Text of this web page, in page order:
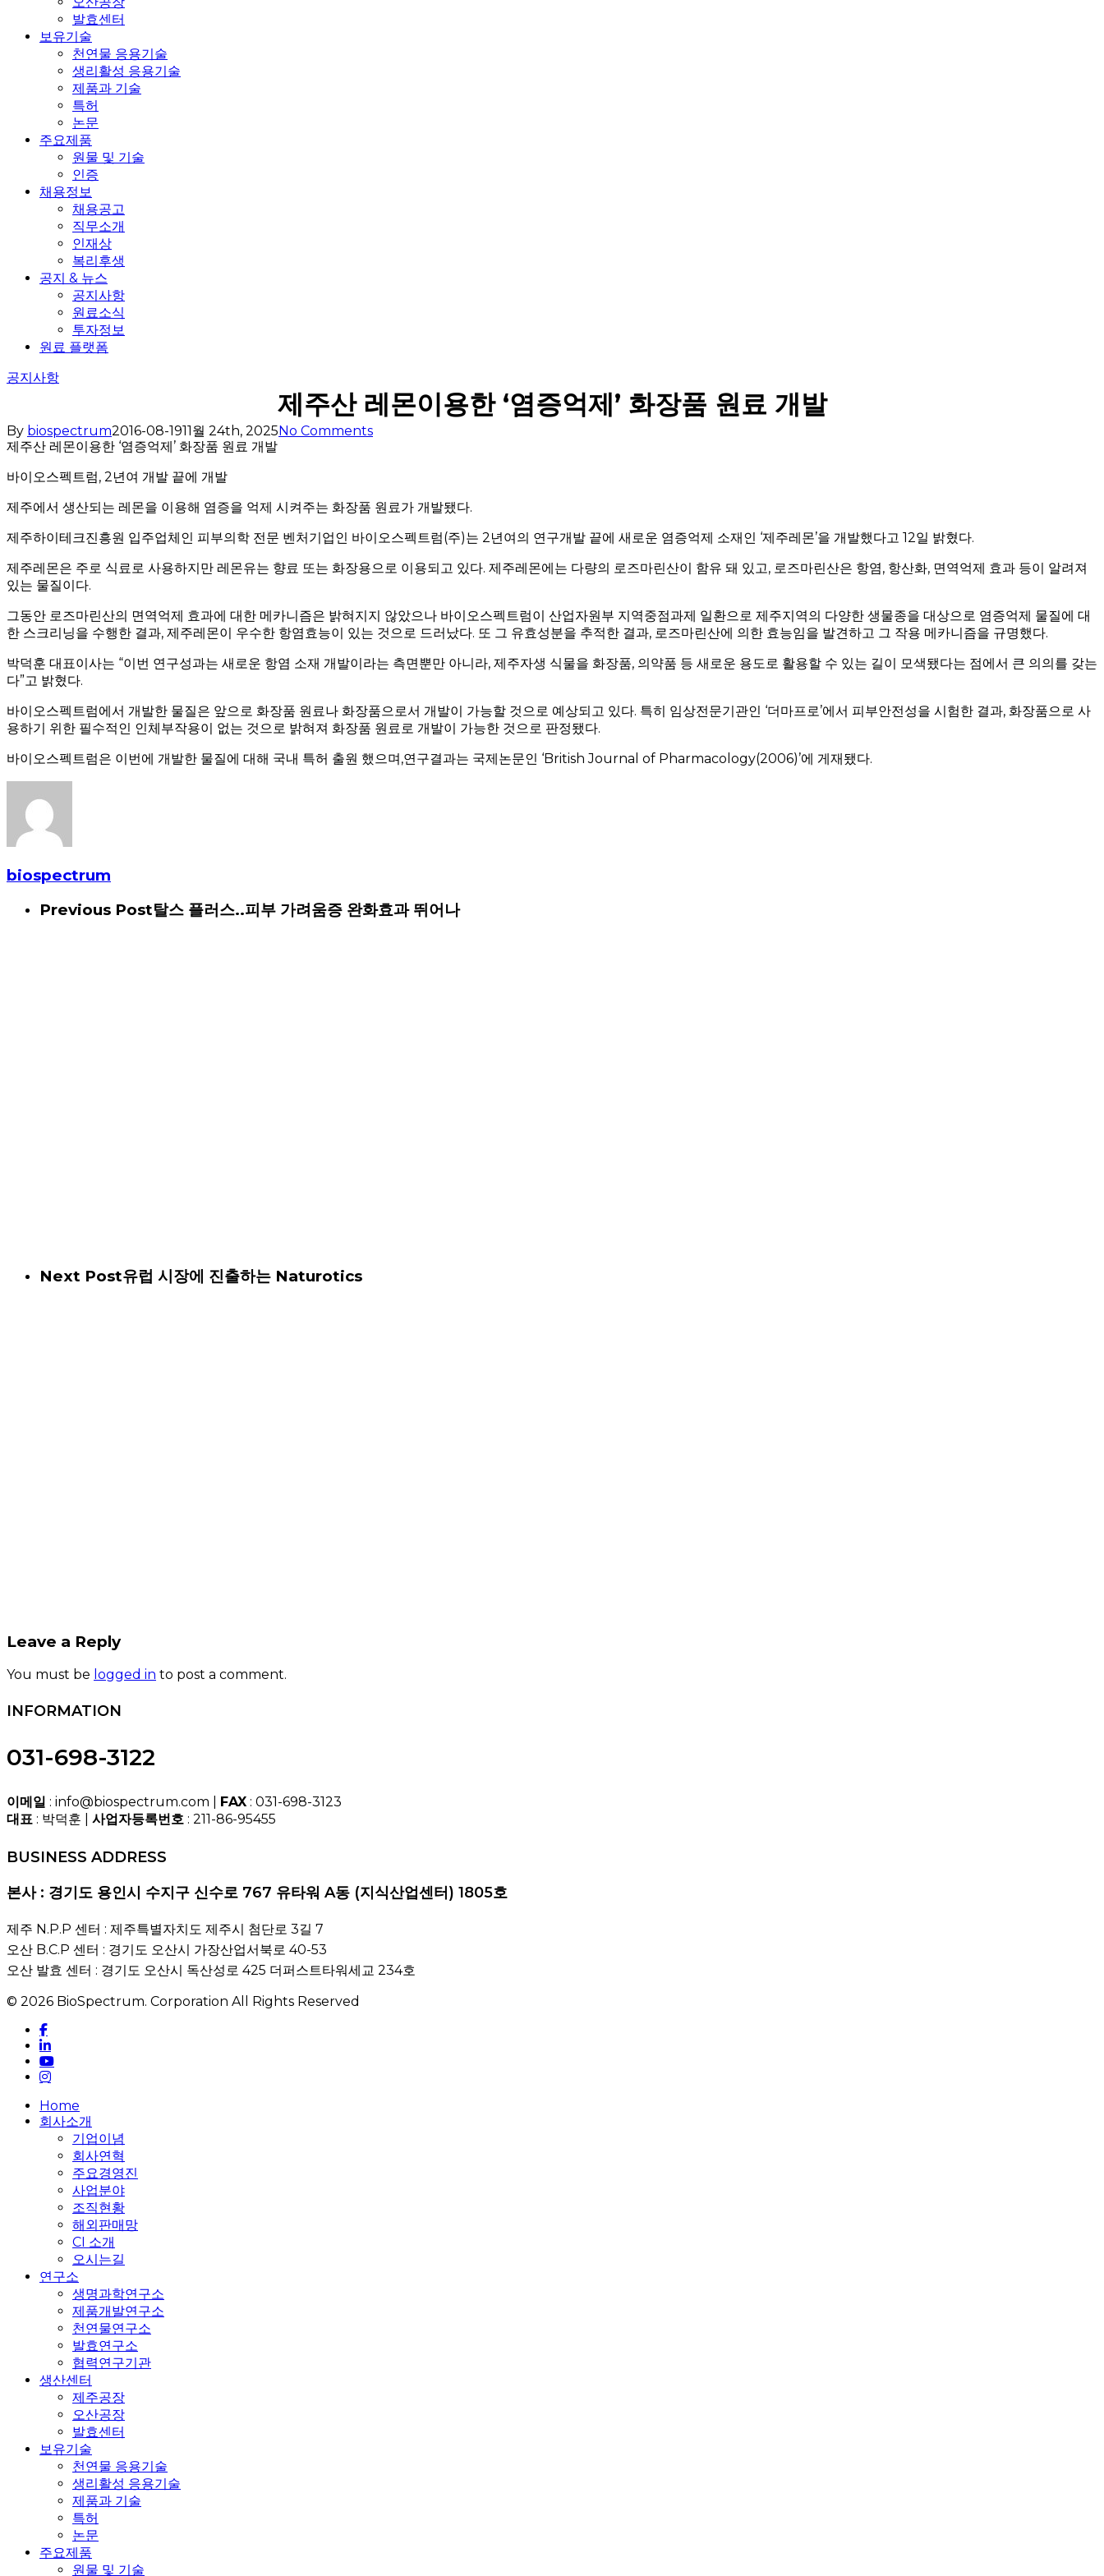
발효센터
보유기술
천연물 응용기술
생리활성 응용기술
제품과 기술
특허
논문
주요제품
원물 및 기술
인증
채용정보
채용공고
직무소개
인재상
복리후생
공지 & 뉴스
공지사항
원료소식
투자정보
원료 플랫폼
공지사항
제주산 레몬이용한 ‘염증억제’ 화장품 원료 개발
By biospectrum2016-08-1911월 24th, 2025No Comments
제주산 레몬이용한 ‘염증억제’ 화장품 원료 개발
바이오스펙트럼, 2년여 개발 끝에 개발
제주에서 생산되는 레몬을 이용해 염증을 억제 시켜주는 화장품 원료가 개발됐다.
제주하이테크진흥원 입주업체인 피부의학 전문 벤처기업인 바이오스펙트럼(주)는 2년여의 연구개발 끝에 새로운 염증억제 소재인 ‘제주레몬’을 개발했다고 12일 밝혔다.
제주레몬은 주로 식료로 사용하지만 레몬유는 향료 또는 화장용으로 이용되고 있다. 제주레몬에는 다량의 로즈마린산이 함유 돼 있고, 로즈마린산은 항염, 항산화, 면역억제 효과 등이 알려져
있는 물질이다.
그동안 로즈마린산의 면역억제 효과에 대한 메카니즘은 밝혀지지 않았으나 바이오스펙트럼이 산업자원부 지역중점과제 일환으로 제주지역의 다양한 생물종을 대상으로 염증억제 물질에 대
한 스크리닝을 수행한 결과, 제주레몬이 우수한 항염효능이 있는 것으로 드러났다. 또 그 유효성분을 추적한 결과, 로즈마린산에 의한 효능임을 발견하고 그 작용 메카니즘을 규명했다.
박덕훈 대표이사는 “이번 연구성과는 새로운 항염 소재 개발이라는 측면뿐만 아니라, 제주자생 식물을 화장품, 의약품 등 새로운 용도로 활용할 수 있는 길이 모색됐다는 점에서 큰 의의를 갖는
다”고 밝혔다.
바이오스펙트럼에서 개발한 물질은 앞으로 화장품 원료나 화장품으로서 개발이 가능할 것으로 예상되고 있다. 특히 임상전문기관인 ‘더마프로’에서 피부안전성을 시험한 결과, 화장품으로 사
용하기 위한 필수적인 인체부작용이 없는 것으로 밝혀져 화장품 원료로 개발이 가능한 것으로 판정됐다.
바이오스펙트럼은 이번에 개발한 물질에 대해 국내 특허 출원 했으며,연구결과는 국제논문인 ‘British Journal of Pharmacology(2006)’에 게재됐다.
biospectrum
Previous Post탈스 플러스..피부 가려움증 완화효과 뛰어나
Next Post유럽 시장에 진출하는 Naturotics
Leave a Reply
You must be logged in to post a comment.
INFORMATION
031-698-3122
이메일 : info@biospectrum.com | FAX : 031-698-3123
대표 : 박덕훈 | 사업자등록번호 : 211-86-95455
BUSINESS ADDRESS
본사 : 경기도 용인시 수지구 신수로 767 유타워 A동 (지식산업센터) 1805호
제주 N.P.P 센터 : 제주특별자치도 제주시 첨단로 3길 7
오산 B.C.P 센터 : 경기도 오산시 가장산업서북로 40-53
오산 발효 센터 : 경기도 오산시 독산성로 425 더퍼스트타워세교 234호
© 2026 BioSpectrum. Corporation All Rights Reserved
facebook
linkedin
youtube
instagram
Close
Menu
Home
회사소개
기업이념
회사연혁
주요경영진
사업분야
조직현황
해외판매망
CI 소개
오시는길
연구소
생명과학연구소
제품개발연구소
천연물연구소
발효연구소
협력연구기관
생산센터
제주공장
오산공장
발효센터
보유기술
천연물 응용기술
생리활성 응용기술
제품과 기술
특허
논문
주요제품
원물 및 기술